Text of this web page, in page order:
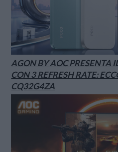
AGON BY AOC PRESENTA
CON 3 REFRESH RATE:
CQ32G4ZA